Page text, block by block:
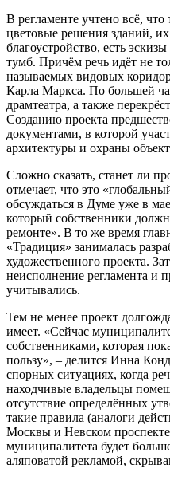
В регламенте учтено всё, что
цветовые решения зданий, их
благоустройство, есть
тумб. Причём речь идёт не
называемых видовых
Карла Маркса. По большей
драмтеатра, а также
Созданию проекта
документами, в которой
архитектуры и охраны
Сложно сказать, станет ли
отмечает, что это
обсуждаться в Думе уже в
который собственники
ремонте». В то же время
«Традиция» занималась
художественного проекта.
неисполнение регламента и
учитывались.
Тем не менее проект
имеет. «Сейчас
собственниками, которая
пользу», – делится Инна
спорных ситуациях, когда
находчивые владельцы
отсутствие определённых
такие правила (аналоги
Москвы и Невском
муниципалитета будет
аляповатой рекламой,